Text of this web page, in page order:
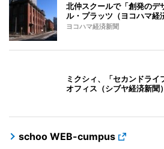
北仲スクールで「創発のデ
ル・プラッツ（ヨコハマ経
ヨコハマ経済新聞
ミクシィ、「セカンドラ
オフィス（シブヤ経済新聞）
schoo WEB-cumpus